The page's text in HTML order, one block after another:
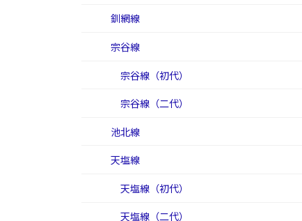
釧網線
宗谷線
宗谷線（初代）
宗谷線（二代）
池北線
天塩線
天塩線（初代）
天塩線（二代）